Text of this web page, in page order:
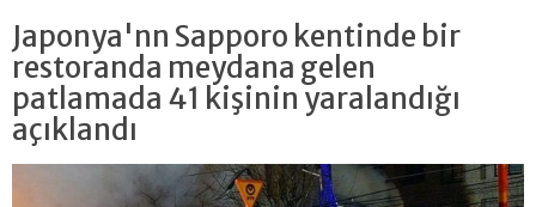
Japonya'nn Sapporo kentinde bir
restoranda meydana gelen
patlamada 41 kişinin yaralandığı
açıklandı